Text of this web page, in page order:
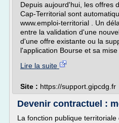
Depuis aujourd'hui, les offres
Cap-Territorial sont
www.emploi-territorial . Un
entre la validation d'une
d'une offre existante ou la
l'application Bourse et sa mise
Lire la suite
Site : https://support.gipcdg.fr
Devenir contractuel :
La fonction publique